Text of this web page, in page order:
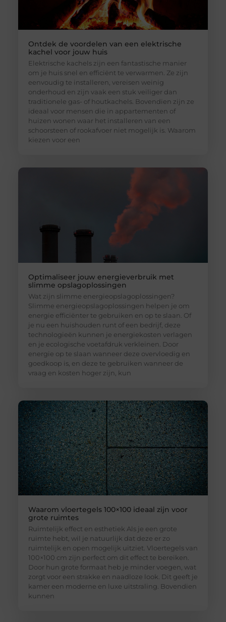
Ontdek de voordelen van een elektrische
kachel voor jouw huis
Elektrische kachels zijn een fantastische manier
om je huis snel en efficiënt te verwarmen. Ze zijn
eenvoudig te installeren, vereisen weinig
onderhoud en zijn vaak een stuk veiliger dan
traditionele gas- of houtkachels. Bovendien zijn ze
ideaal voor mensen die in appartementen of
huizen wonen waar het installeren van een
schoorsteen of rookafvoer niet mogelijk is. Waarom
kiezen voor een
Optimaliseer jouw energieverbruik met
slimme opslagoplossingen
Wat zijn slimme energieopslagoplossingen?
Slimme energieopslagoplossingen helpen je om
energie efficiënter te gebruiken en op te slaan. Of
je nu een huishouden runt of een bedrijf, deze
technologieën kunnen je energiekosten verlagen
en je ecologische voetafdruk verkleinen. Door
energie op te slaan wanneer deze overvloedig en
goedkoop is, en deze te gebruiken wanneer de
vraag en kosten hoger zijn, kun
Waarom vloertegels 100×100 ideaal zijn voor
grote ruimtes
Ruimtelijk effect en esthetiek Als je een grote
ruimte hebt, wil je natuurlijk dat deze er zo
ruimtelijk en open mogelijk uitziet. Vloertegels van
100×100 cm zijn perfect om dit effect te bereiken.
Door hun grote formaat heb je minder voegen, wat
zorgt voor een strakke en naadloze look. Dit geeft je
kamer een moderne en luxe uitstraling. Bovendien
kunnen